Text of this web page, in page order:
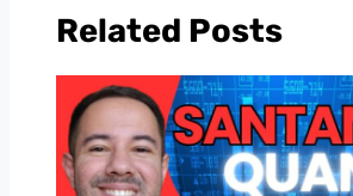
Related Posts